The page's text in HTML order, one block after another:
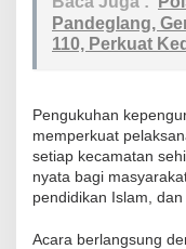
Pandeglang,
110, Perkuat
Pengukuhan
memperkuat
setiap kecamatan
nyata bagi
pendidikan Islam,
Acara berlangsung